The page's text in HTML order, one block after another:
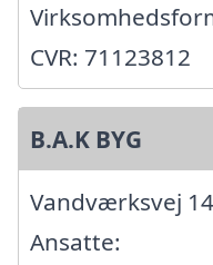
CVR: 71123812
B.A.K BYG
Vandværksvej
Ansatte: